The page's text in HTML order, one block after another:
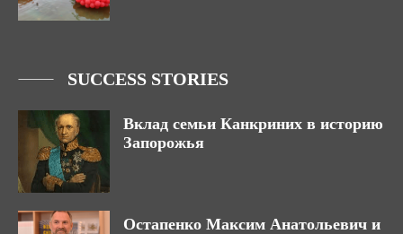
SUCCESS STORIES
Вклад семьи Канкриних в историю
Запорожья
Остапенко Максим Анатольевич и